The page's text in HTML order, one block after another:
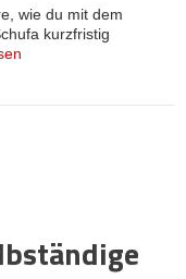
wie du mit dem
kurzfristig